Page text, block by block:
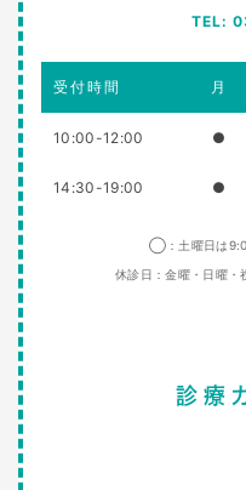
TEL:
受付時間 月
10:00-12:00 ●
14:30-19:00 ●
◯：土曜日は
休診日：金曜・日曜・
診療